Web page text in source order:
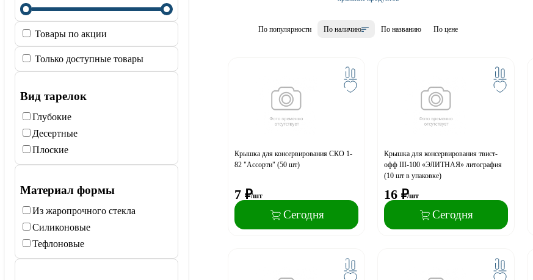
Товары по акции
Только доступные товары
Вид тарелок
Глубокие
Десертные
Плоские
Материал формы
Из жаропрочного стекла
Силиконовые
Тефлоновые
По популярности По наличию По названию По цене
Крышка для консервирования СКО 1-
82 "Ассорти" (50 шт)
7 ₽/шт
Сегодня
Крышка для консервирования твист-
офф III-100 «ЭЛИТНАЯ» литография
(10 шт в упаковке)
16 ₽/шт
Сегодня